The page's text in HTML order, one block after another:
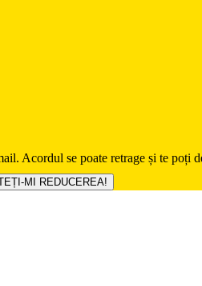
Acordul se poate retrage și te poți